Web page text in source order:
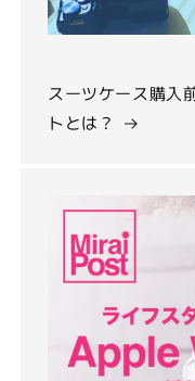
スーツケース購入
トとは？